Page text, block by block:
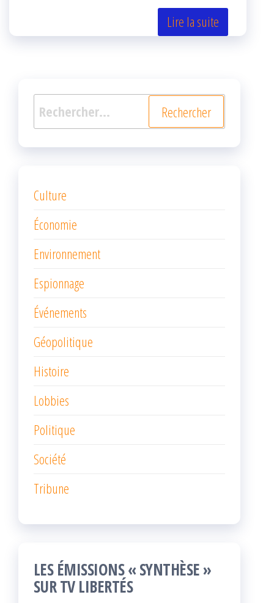
k r
Lire la suite
Rechercher :
Culture
Économie
Environnement
Espionnage
Événements
Géopolitique
Histoire
Lobbies
Politique
Société
Tribune
LES ÉMISSIONS « SYNTHÈSE »
SUR TV LIBERTÉS